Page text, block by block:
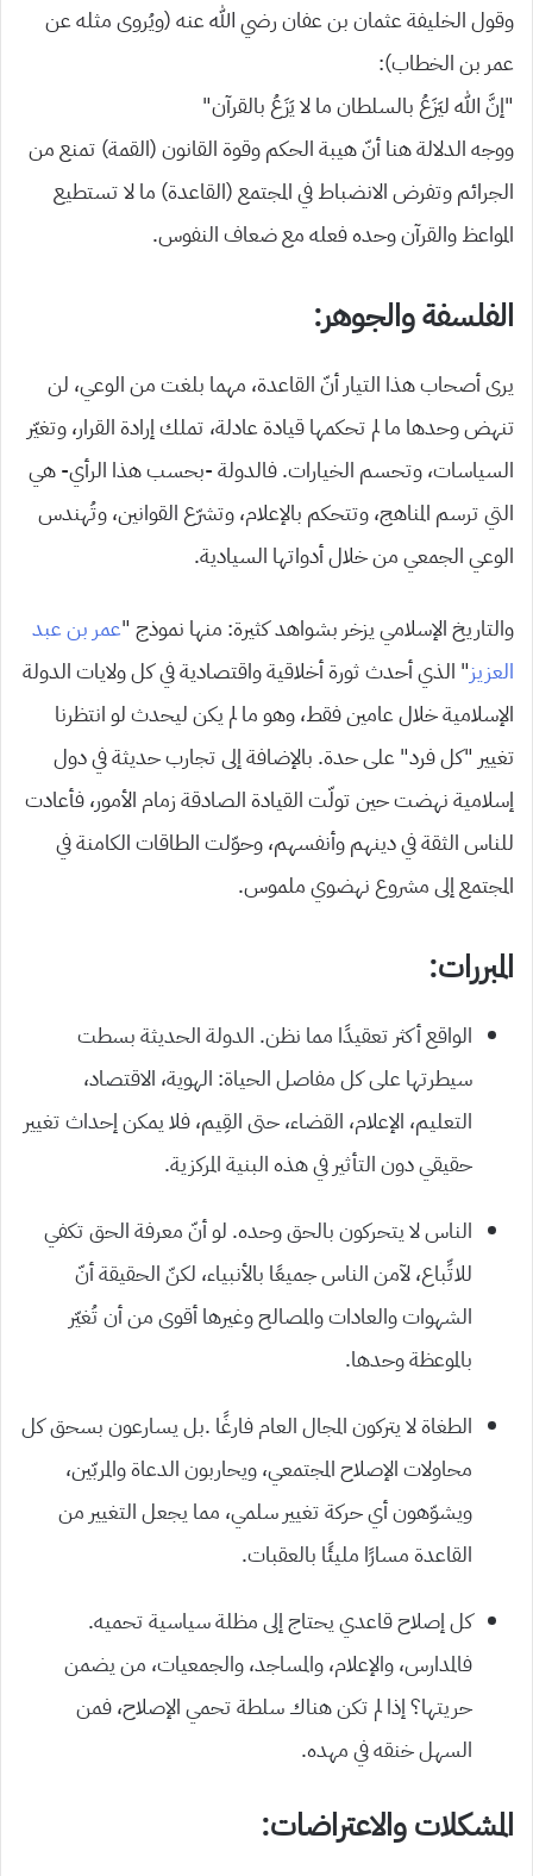
وقول الخليفة عثمان بن عفان رضي الله عنه (ويُروى مثله عن
عمر بن الخطاب):
“إنَّ الله ليَزَعُ بالسلطان ما لا يَزَعُ بالقرآن”
ووجه الدلالة هنا أنّ هيبة الحكم وقوة القانون (القمة) تمنع من
الجرائم وتفرض الانضباط في المجتمع (القاعدة) ما لا تستطيع
المواعظ والقرآن وحده فعله مع ضعاف النفوس.
الفلسفة والجوهر:
يرى أصحاب هذا التيار أنّ القاعدة، مهما بلغت من الوعي، لن
تنهض وحدها ما لم تحكمها قيادة عادلة، تملك إرادة القرار، وتغيّر
السياسات، وتحسم الخيارات. فالدولة -بحسب هذا الرأي- هي
التي ترسم المناهج، وتتحكم بالإعلام، وتشرّع القوانين، وتُهندس
الوعي الجمعي من خلال أدواتها السيادية.
والتاريخ الإسلامي يزخر بشواهد كثيرة: منها نموذج “عمر بن عبد
العزيز” الذي أحدث ثورة أخلاقية واقتصادية في كل ولايات الدولة
الإسلامية خلال عامين فقط، وهو ما لم يكن ليحدث لو انتظرنا
تغيير “كل فرد” على حدة. بالإضافة إلى تجارب حديثة في دول
إسلامية نهضت حين تولّت القيادة الصادقة زمام الأمور، فأعادت
للناس الثقة في دينهم وأنفسهم، وحوّلت الطاقات الكامنة في
المجتمع إلى مشروع نهضوي ملموس.
المبررات:
الواقع أكثر تعقيدًا مما نظن. الدولة الحديثة بسطت
سيطرتها على كل مفاصل الحياة: الهوية، الاقتصاد،
التعليم، الإعلام، القضاء، حتى القِيم، فلا يمكن إحداث تغيير
حقيقي دون التأثير في هذه البنية المركزية.
الناس لا يتحركون بالحق وحده. لو أنّ معرفة الحق تكفي
للاتِّباع، لآمن الناس جميعًا بالأنبياء، لكنّ الحقيقة أنّ
الشهوات والعادات والمصالح وغيرها أقوى من أن تُغيّر
بالموعظة وحدها.
الطغاة لا يتركون المجال العام فارغًا .بل يسارعون بسحق كل
محاولات الإصلاح المجتمعي، ويحاربون الدعاة والمربّين،
ويشوّهون أي حركة تغيير سلمي، مما يجعل التغيير من
القاعدة مسارًا مليئًا بالعقبات.
كل إصلاح قاعدي يحتاج إلى مظلة سياسية تحميه.
فالمدارس، والإعلام، والمساجد، والجمعيات، من يضمن
حريتها؟ إذا لم تكن هناك سلطة تحمي الإصلاح، فمن
السهل خنقه في مهده.
المشكلات والاعتراضات: